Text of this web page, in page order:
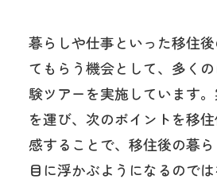
暮らしや仕事といった移住
てもらう機会として、多く
験ツアーを実施しています。
を運び、次のポイントを移
感することで、移住後の暮
目に浮かぶようになるので